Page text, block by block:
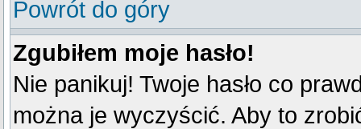
Powrót do góry
Zgubiłem moje hasło!
Nie panikuj! Twoje hasło co
można je wyczyścić. Aby to